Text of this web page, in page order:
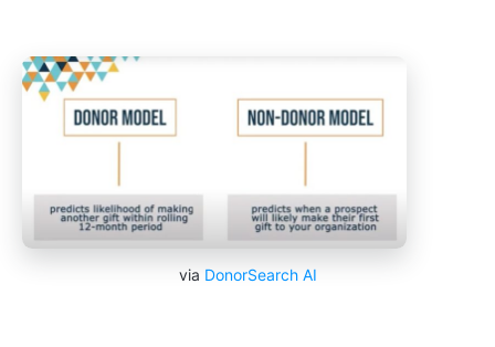
via DonorSearch AI